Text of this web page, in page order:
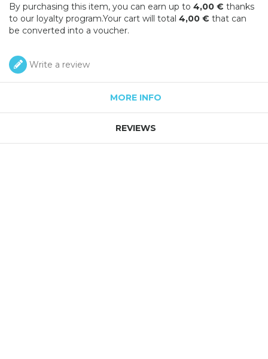
By purchasing this item, you can earn up to 4,00 € thanks
to our loyalty program.Your cart will total 4,00 € that can
be converted into a voucher.
Write a review
MORE INFO
REVIEWS